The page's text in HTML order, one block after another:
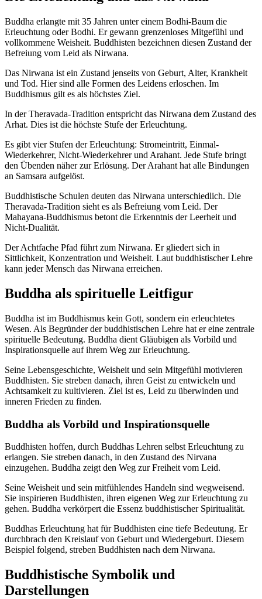
Buddha erlangte mit 35 Jahren unter einem Bodhi-Baum die
Erleuchtung oder Bodhi. Er gewann grenzenloses Mitgefühl und
vollkommene Weisheit. Buddhisten bezeichnen diesen Zustand der
Befreiung vom Leid als Nirwana.
Das Nirwana ist ein Zustand jenseits von Geburt, Alter, Krankheit
und Tod. Hier sind alle Formen des Leidens erloschen. Im
Buddhismus gilt es als höchstes Ziel.
In der Theravada-Tradition entspricht das Nirwana dem Zustand des
Arhat. Dies ist die höchste Stufe der Erleuchtung.
Es gibt vier Stufen der Erleuchtung: Stromeintritt, Einmal-
Wiederkehrer, Nicht-Wiederkehrer und Arahant. Jede Stufe bringt
den Übenden näher zur Erlösung. Der Arahant hat alle Bindungen
an Samsara aufgelöst.
Buddhistische Schulen deuten das Nirwana unterschiedlich. Die
Theravada-Tradition sieht es als Befreiung vom Leid. Der
Mahayana-Buddhismus betont die Erkenntnis der Leerheit und
Nicht-Dualität.
Der Achtfache Pfad führt zum Nirwana. Er gliedert sich in
Sittlichkeit, Konzentration und Weisheit. Laut buddhistischer Lehre
kann jeder Mensch das Nirwana erreichen.
Buddha als spirituelle Leitfigur
Buddha ist im Buddhismus kein Gott, sondern ein erleuchtetes
Wesen. Als Begründer der buddhistischen Lehre hat er eine zentrale
spirituelle Bedeutung. Buddha dient Gläubigen als Vorbild und
Inspirationsquelle auf ihrem Weg zur Erleuchtung.
Seine Lebensgeschichte, Weisheit und sein Mitgefühl motivieren
Buddhisten. Sie streben danach, ihren Geist zu entwickeln und
Achtsamkeit zu kultivieren. Ziel ist es, Leid zu überwinden und
inneren Frieden zu finden.
Buddha als Vorbild und Inspirationsquelle
Buddhisten hoffen, durch Buddhas Lehren selbst Erleuchtung zu
erlangen. Sie streben danach, in den Zustand des Nirvana
einzugehen. Buddha zeigt den Weg zur Freiheit vom Leid.
Seine Weisheit und sein mitfühlendes Handeln sind wegweisend.
Sie inspirieren Buddhisten, ihren eigenen Weg zur Erleuchtung zu
gehen. Buddha verkörpert die Essenz buddhistischer Spiritualität.
Buddhas Erleuchtung hat für Buddhisten eine tiefe Bedeutung. Er
durchbrach den Kreislauf von Geburt und Wiedergeburt. Diesem
Beispiel folgend, streben Buddhisten nach dem Nirwana.
Buddhistische Symbolik und
Darstellungen